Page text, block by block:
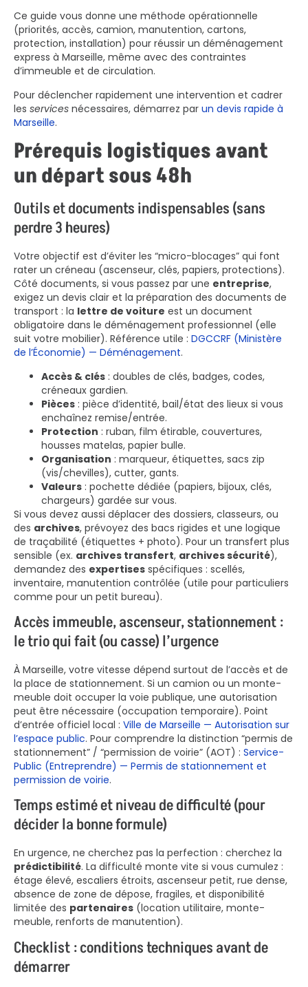
Ce guide vous donne une méthode opérationnelle
(priorités, accès, camion, manutention, cartons,
protection, installation) pour réussir un déménagement
express à Marseille, même avec des contraintes
d’immeuble et de circulation.
Pour déclencher rapidement une intervention et cadrer
les services nécessaires, démarrez par un devis rapide à
Marseille.
Prérequis logistiques avant
un départ sous 48h
Outils et documents indispensables (sans
perdre 3 heures)
Votre objectif est d’éviter les “micro-blocages” qui font
rater un créneau (ascenseur, clés, papiers, protections).
Côté documents, si vous passez par une entreprise,
exigez un devis clair et la préparation des documents de
transport : la lettre de voiture est un document
obligatoire dans le déménagement professionnel (elle
suit votre mobilier). Référence utile : DGCCRF (Ministère
de l’Économie) — Déménagement.
Accès & clés : doubles de clés, badges, codes,
créneaux gardien.
Pièces : pièce d’identité, bail/état des lieux si vous
enchaînez remise/entrée.
Protection : ruban, film étirable, couvertures,
housses matelas, papier bulle.
Organisation : marqueur, étiquettes, sacs zip
(vis/chevilles), cutter, gants.
Valeurs : pochette dédiée (papiers, bijoux, clés,
chargeurs) gardée sur vous.
Si vous devez aussi déplacer des dossiers, classeurs, ou
des archives, prévoyez des bacs rigides et une logique
de traçabilité (étiquettes + photo). Pour un transfert plus
sensible (ex. archives transfert, archives sécurité),
demandez des expertises spécifiques : scellés,
inventaire, manutention contrôlée (utile pour particuliers
comme pour un petit bureau).
Accès immeuble, ascenseur, stationnement :
le trio qui fait (ou casse) l’urgence
À Marseille, votre vitesse dépend surtout de l’accès et de
la place de stationnement. Si un camion ou un monte-
meuble doit occuper la voie publique, une autorisation
peut être nécessaire (occupation temporaire). Point
d’entrée officiel local : Ville de Marseille — Autorisation sur
l’espace public. Pour comprendre la distinction “permis de
stationnement” / “permission de voirie” (AOT) : Service-
Public (Entreprendre) — Permis de stationnement et
permission de voirie.
Temps estimé et niveau de difficulté (pour
décider la bonne formule)
En urgence, ne cherchez pas la perfection : cherchez la
prédictibilité. La difficulté monte vite si vous cumulez :
étage élevé, escaliers étroits, ascenseur petit, rue dense,
absence de zone de dépose, fragiles, et disponibilité
limitée des partenaires (location utilitaire, monte-
meuble, renforts de manutention).
Checklist : conditions techniques avant de
démarrer